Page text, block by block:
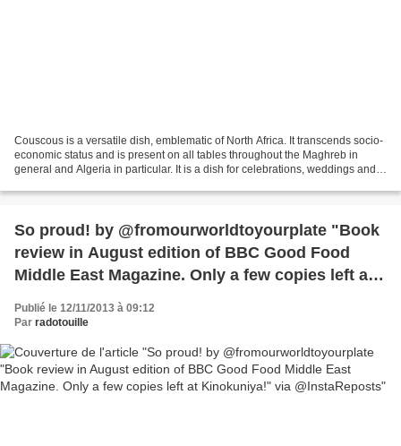
Couscous is a versatile dish, emblematic of North Africa. It transcends socio-
economic status and is present on all tables throughout the Maghreb in
general and Algeria in particular. It is a dish for celebrations, weddings and
So proud! by @fromourworldtoyourplate "Book
review in August edition of BBC Good Food
Middle East Magazine. Only a few copies left at
Publié le 12/11/2013 à 09:12
Par radotouille